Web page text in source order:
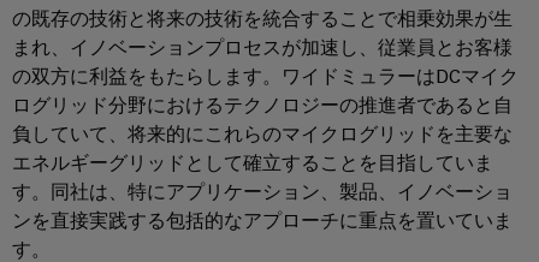
ン
制
御
盤
製
作
制
ル
ペ
ア
イ
ー
サ
ネ
ポ
ー
ネ
ン
ト
ケ
ー
ア
リ
ン
グ
接
続
技
ア
カ
デ
ミ
ー
人
事
了
案
内
お
問
い
の既存の技術と将来の技術を統合することで相乗効果が生
まれ、イノベーションプロセスが加速し、従業員とお客様
の双方に利益をもたらします。ワイドミュラーはDCマイク
ログリッド分野におけるテクノロジーの推進者であると自
負していて、将来的にこれらのマイクログリッドを主要な
エネルギーグリッドとして確立することを目指していま
す。同社は、特にアプリケーション、製品、イノベーショ
ンを直接実践する包括的なアプローチに重点を置いていま
す。